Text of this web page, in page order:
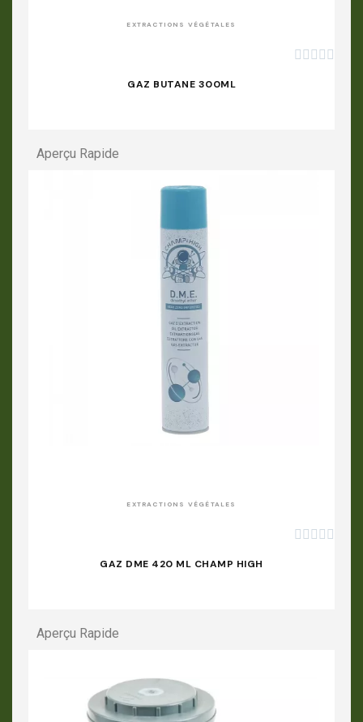
EXTRACTIONS VÉGÉTALES
    
GAZ BUTANE 300ML
Aperçu Rapide
EXTRACTIONS VÉGÉTALES
    
GAZ DME 420 ML CHAMP HIGH
Aperçu Rapide